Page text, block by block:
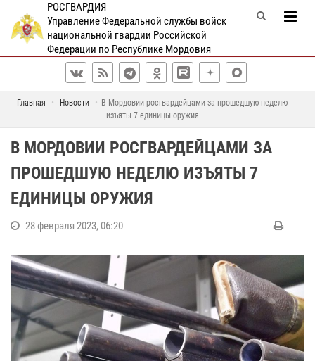
РОСГВАРДИЯ
Управление Федеральной службы войск
национальной гвардии Российской
Федерации по Республике Мордовия
Главная Новости
В Мордовии росгвардейцами за прошедшую неделю
изъяты 7 единицы оружия
В МОРДОВИИ РОСГВАРДЕЙЦАМИ ЗА
ПРОШЕДШУЮ НЕДЕЛЮ ИЗЪЯТЫ 7
ЕДИНИЦЫ ОРУЖИЯ
28 февраля 2023, 06:20